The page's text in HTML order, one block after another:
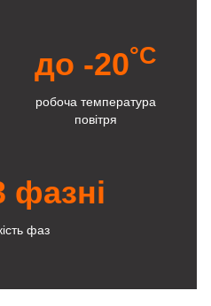
до -20°C
робоча температура
повітря
фазні
фаз